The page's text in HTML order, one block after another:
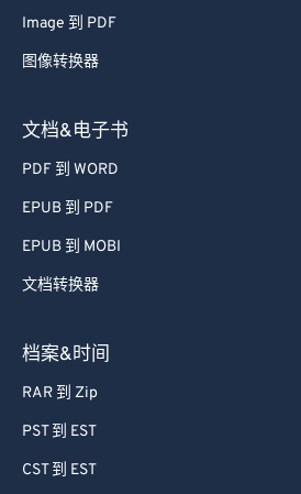
Image 到 PDF
图像转换器
文档&电子书
PDF 到 WORD
EPUB 到 PDF
EPUB 到 MOBI
文档转换器
档案&时间
RAR 到 Zip
PST 到 EST
CST 到 EST